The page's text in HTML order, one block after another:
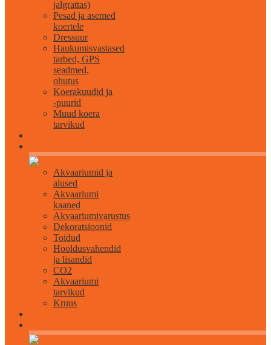
jalgrattas)
Pesad ja asemed
koertele
Dressuur
Haukumisvastased
tarbed, GPS
seadmed,
ohutus
Koerakuudid ja
-puurid
Muud koera
tarvikud
Akvaariumid ja
alused
Akvaariumi
kaaned
Akvaariumivarustus
Dekoratsioonid
Toidud
Hooldusvahendid
ja lisandid
CO2
Akvaariumi
tarvikud
Kruus